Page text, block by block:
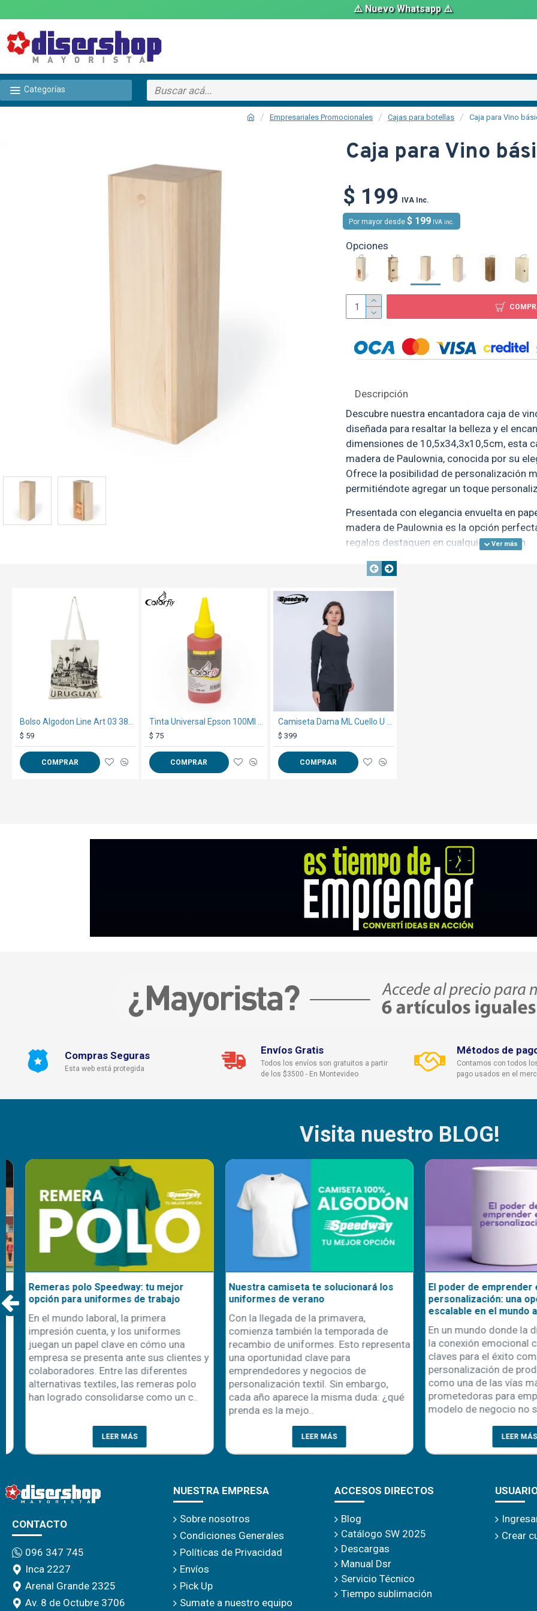
⚠️ Nuevo Whatsapp ⚠️
Categorías
Empresariales Promocionales Cajas para botellas Caja para Vino
Caja para Vino
$ 199 IVA Inc.
Por mayor desde $ 199 IVA inc.
Opciones
Descripción
Descubre nuestra encantadora caja de
diseñada para resaltar la belleza y el
dimensiones de 10,5x34,3x10,5cm, esta
madera de Paulownia, conocida por su
Ofrece la posibilidad de personalización
permitiéndote agregar un toque
Presentada con elegancia envuelta en
madera de Paulownia es la opción
regalos destaquen en cualquier ocasión.
Caja de Pino para
10x10x35cm
$ 399
$ 59
COMPRAR
TEXTTRANSPARENTE
$ 75
COMPRAR
TEXTTRANSPARENTE
$ 399
COMPRAR
Compras Seguras
Esta web está protegida
Envíos Gratis
Todos los envíos son gratuitos a partir
de los $3500 - En Montevideo
Métodos de
Contamos con todos
pago usados en el
Visita nuestro BLOG!
Remeras polo Speedway: tu mejor
opción para uniformes de trabajo
En el mundo laboral, la primera
impresión cuenta, y los uniformes
juegan un papel clave en cómo una
empresa se presenta ante sus clientes y
colaboradores. Entre las diferentes
alternativas textiles, las remeras polo
han logrado consolidarse como un c..
LEER MÁS
Nuestra camiseta te solucionará los
uniformes de verano
Con la llegada de la primavera,
comienza también la temporada de
recambio de uniformes. Esto representa
una oportunidad clave para
emprendedores y negocios de
personalización textil. Sin embargo,
cada año aparece la misma duda: ¿qué
prenda es la mejo..
LEER MÁS
El poder de emprender en
personalización: una
escalable en el mundo
En un mundo donde la
la conexión emocional con
claves para el éxito
personalización de
como una de las vías más
prometedoras para
modelo de negocio no solo
LEER MÁS
CONTACTO
096 347 745
Inca 2227
Arenal Grande 2325
Av. 8 de Octubre 3706
NUESTRA EMPRESA
Sobre nosotros
Condiciones Generales
Políticas de Privacidad
Envíos
Pick Up
Sumate a nuestro equipo
ACCESOS DIRECTOS
Blog
Catálogo SW 2025
Descargas
Manual Dsr
Servicio Técnico
Tiempo sublimación
Crear